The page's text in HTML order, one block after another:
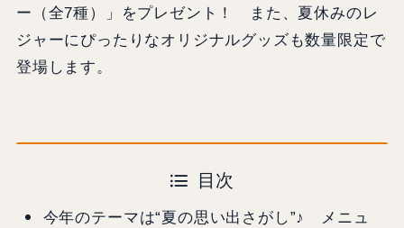
ー（全7種）」をプレゼント！ また、夏休みのレ
ジャーにぴったりなオリジナルグッズも数量限定で
登場します。
目次
今年のテーマは“夏の思い出さがし”♪ メニュ